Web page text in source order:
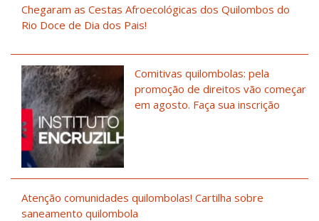
Chegaram as Cestas Afroecológicas dos Quilombos do
Rio Doce de Dia dos Pais!
Comitivas quilombolas: pela
promoção de direitos vão começar
em agosto. Faça sua inscrição
Atenção comunidades quilombolas! Cartilha sobre
saneamento quilombola